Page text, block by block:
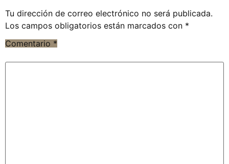
Tu dirección de correo electrónico no será publicada.
Los campos obligatorios están marcados con *
Comentario *